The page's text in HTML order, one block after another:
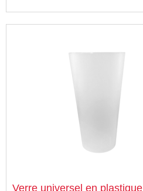
Verre universel en plastique